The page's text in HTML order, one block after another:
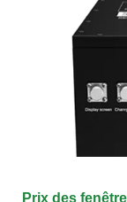
Prix des